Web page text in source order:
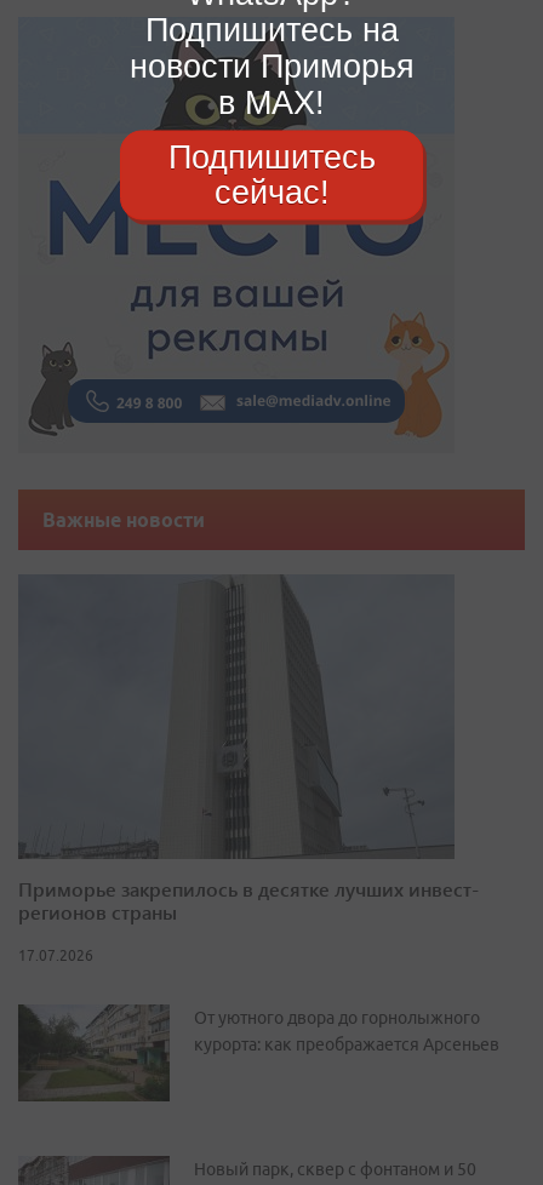
Важные новости
Приморье закрепилось в десятке лучших инвест-
регионов страны
17.07.2026
От уютного двора до горнолыжного
курорта: как преображается Арсеньев
Новый парк, сквер с фонтаном и 50
Подпишитесь на
новости Приморья
в MAX!
Подпишитесь
сейчас!